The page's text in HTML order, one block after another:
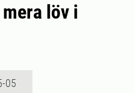
löv i
05